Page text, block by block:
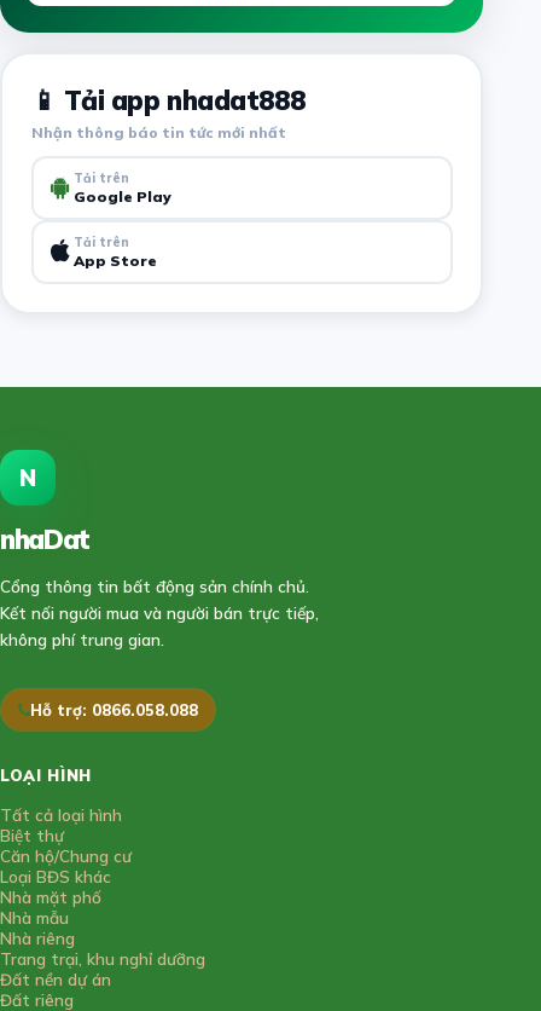
📱 Tải app nhadat888
Nhận thông báo tin tức mới nhất
Tải trên
Google Play
Tải trên
App Store
N
nhaDat
Cổng thông tin bất động sản chính chủ.
Kết nối người mua và người bán trực tiếp,
không phí trung gian.
Hỗ trợ: 0866.058.088
LOẠI HÌNH
Tất cả loại hình
Biệt thự
Căn hộ/Chung cư
Loại BĐS khác
Nhà mặt phố
Nhà mẫu
Nhà riêng
Trang trại, khu nghỉ dưỡng
Đất nền dự án
Đất riêng